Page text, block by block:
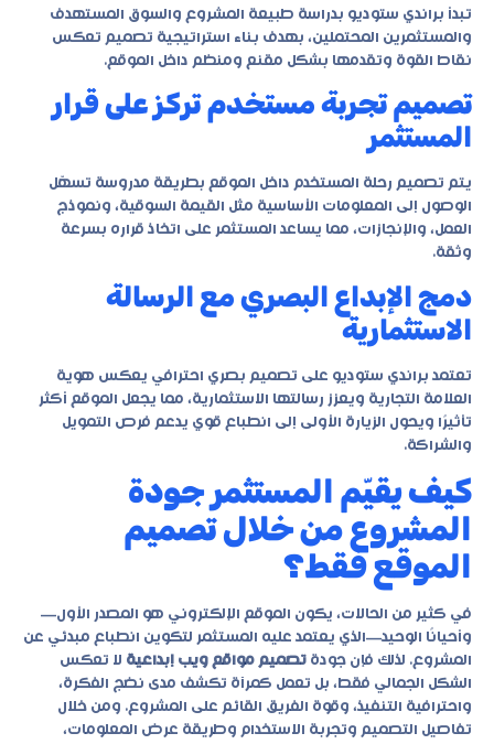
تبدأ براندي ستوديو بدراسة طبيعة المشروع والسوق المستهدف
والمستثمرين المحتملين، بهدف بناء استراتيجية تصميم تعكس
نقاط القوة وتقدمها بشكل مقنع ومنظم داخل الموقع.
تصميم تجربة مستخدم تركز على قرار
المستثمر
يتم تصميم رحلة المستخدم داخل الموقع بطريقة مدروسة تسهّل
الوصول إلى المعلومات الأساسية مثل القيمة السوقية، ونموذج
العمل، والإنجازات، مما يساعد المستثمر على اتخاذ قراره بسرعة
وثقة.
دمج الإبداع البصري مع الرسالة
الاستثمارية
تعتمد براندي ستوديو على تصميم بصري احترافي يعكس هوية
العلامة التجارية ويعزز رسالتها الاستثمارية، مما يجعل الموقع أكثر
تأثيرًا ويحول الزيارة الأولى إلى انطباع قوي يدعم فرص التمويل
والشراكة.
كيف يقيّم المستثمر جودة
المشروع من خلال تصميم
الموقع فقط؟
في كثير من الحالات، يكون الموقع الإلكتروني هو المصدر الأول—
وأحيانًا الوحيد—الذي يعتمد عليه المستثمر لتكوين انطباع مبدئي عن
المشروع. لذلك فإن جودة تصميم مواقع ويب إبداعية لا تعكس
الشكل الجمالي فقط، بل تعمل كمرآة تكشف مدى نضج الفكرة،
واحترافية التنفيذ، وقوة الفريق القائم على المشروع. ومن خلال
تفاصيل التصميم وتجربة الاستخدام وطريقة عرض المعلومات،